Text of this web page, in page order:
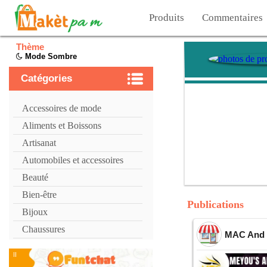
Produits Commentaires
Thème
Mode Sombre
Catégories
Accessoires de mode
Aliments et Boissons
Artisanat
Automobiles et accessoires
Beauté
Bien-être
Bijoux
Chaussures
Cosmétiques
Divertissements
Publications
MAC